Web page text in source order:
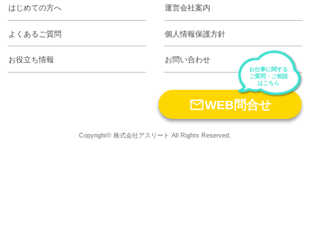
はじめての方へ 運営会社案内
よくあるご質問 個人情報保護方針
お役立ち情報 お問い合わせ
お仕事に関する
ご質問・ご相談
はこちら
WEB問合せ
Copyright© 株式会社アスリート All Rights Reserved.